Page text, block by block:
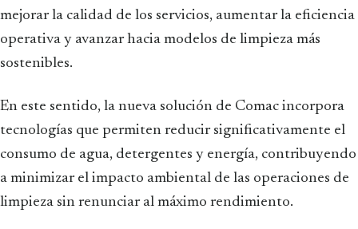
mejorar la calidad de los servicios, aumentar la eficiencia
operativa y avanzar hacia modelos de limpieza más
sostenibles.
En este sentido, la nueva solución de Comac incorpora
tecnologías que permiten reducir significativamente el
consumo de agua, detergentes y energía, contribuyendo
a minimizar el impacto ambiental de las operaciones de
limpieza sin renunciar al máximo rendimiento.